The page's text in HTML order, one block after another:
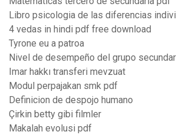
Libro psicologia de las diferencias
4 vedas in hindi pdf free download
Tyrone eu a patroa
Nivel de desempeño del grupo
Imar hakkı transferi mevzuat
Modul perpajakan smk pdf
Definicion de despojo humano
Çirkin betty gibi filmler
Makalah evolusi pdf